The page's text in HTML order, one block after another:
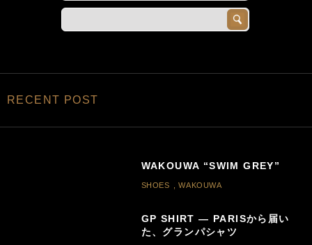
RECENT POST
WAKOUWA “SWIM GREY”
SHOES ,WAKOUWA
GP SHIRT — PARISから届い
た、グランパシャツ